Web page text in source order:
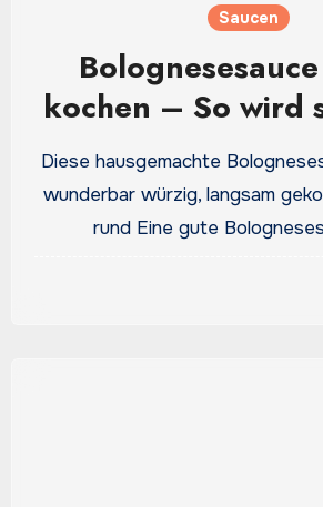
Saucen
kochen – So wird
Diese hausgemachte
wunderbar würzig, langsam
rund Eine gute